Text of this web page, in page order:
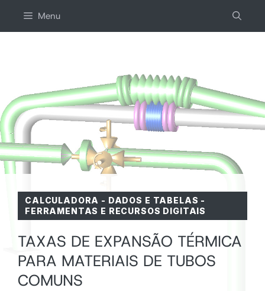
Menu
CALCULADORA - DADOS E TABELAS -
FERRAMENTAS E RECURSOS DIGITAIS
TAXAS DE EXPANSÃO TÉRMICA
PARA MATERIAIS DE TUBOS
COMUNS